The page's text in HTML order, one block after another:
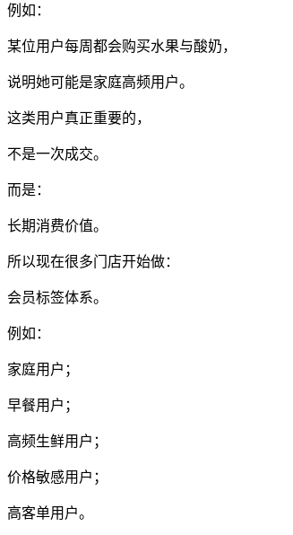
例如：
某位用户每周都会购买水果与酸奶，
说明她可能是家庭高频用户。
这类用户真正重要的，
不是一次成交。
而是：
长期消费价值。
所以现在很多门店开始做：
会员标签体系。
例如：
家庭用户；
早餐用户；
高频生鲜用户；
价格敏感用户；
高客单用户。